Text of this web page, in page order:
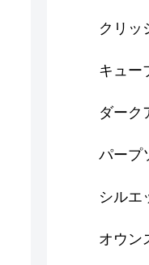
クリッ
キュー
ダーク
パープ
シルエ
オウン